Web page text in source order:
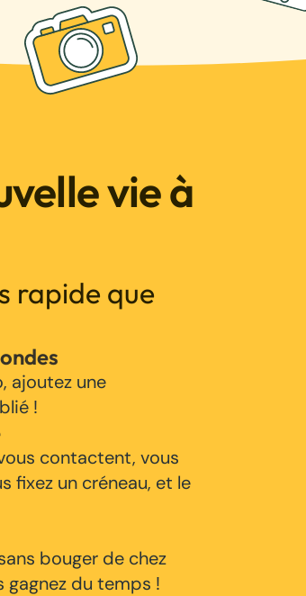
vie à
rapide que
ajoutez une
!
contactent, vous
fixez un créneau, et le
bouger de chez
du temps !